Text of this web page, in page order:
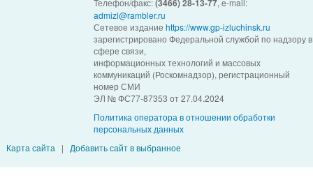
Телефон/факс:(3466) 28-13-77, e-mail:
admizl@rambler.ru
Сетевое изданиеhttps://www.gp-izluchinsk.ru
зарегистрировано Федеральной службой по надзору в
сфере связи,
информационных технологий и массовых
коммуникаций (Роскомнадзор), регистрационный
номер СМИ
ЭЛ № ФС77-87353 от 27.04.2024
Политика оператора в отношении обработки
персональных данных
Карта сайта | Добавить сайт в выбранное